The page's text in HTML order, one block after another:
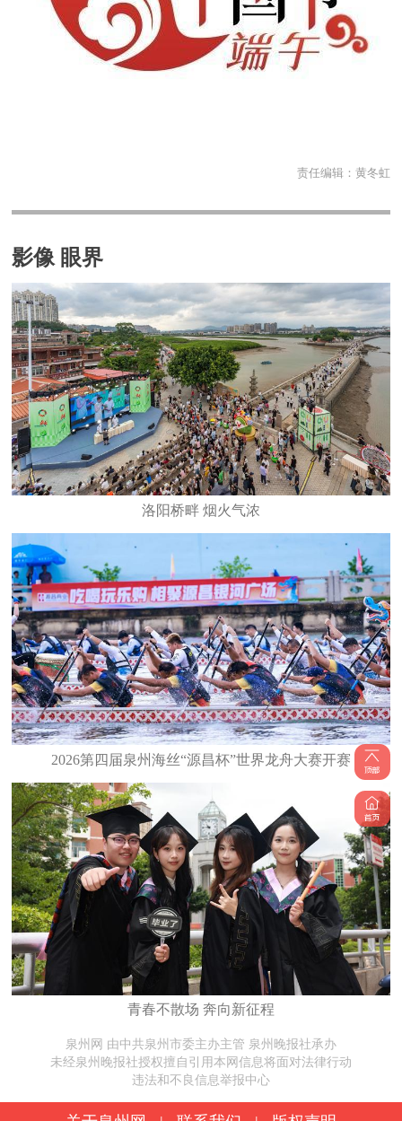
责任编辑： 黄冬虹
影像 眼界
洛阳桥畔 烟火气浓
2026第四届泉州海丝“源昌杯”世界龙舟大赛开赛
青春不散场 奔向新征程
泉州网 由中共泉州市委主办主管 泉州晚报社承办
未经泉州晚报社授权擅自引用本网信息将面对法律行动
违法和不良信息举报中心